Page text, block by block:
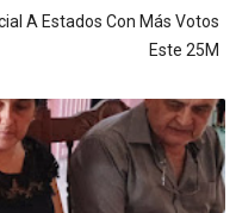
A Estados Con Más Votos
Este 25M